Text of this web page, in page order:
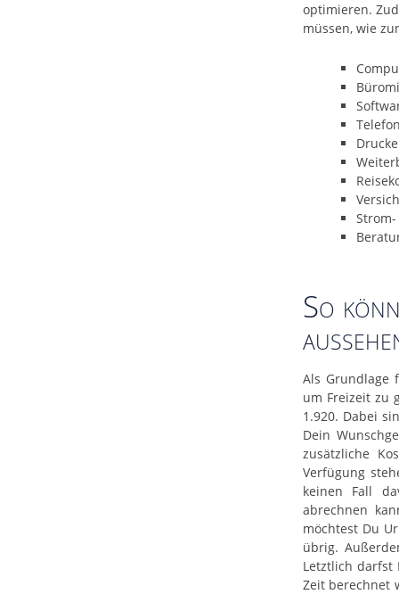
optimieren.
müssen, wie
So
Als Grundlage
um Freizeit zu
1.920. Dabei
Dein
zusätzliche
Verfügung
keinen Fall
abrechnen
möchtest Du
übrig.
Letztlich darfst
Zeit berechnet